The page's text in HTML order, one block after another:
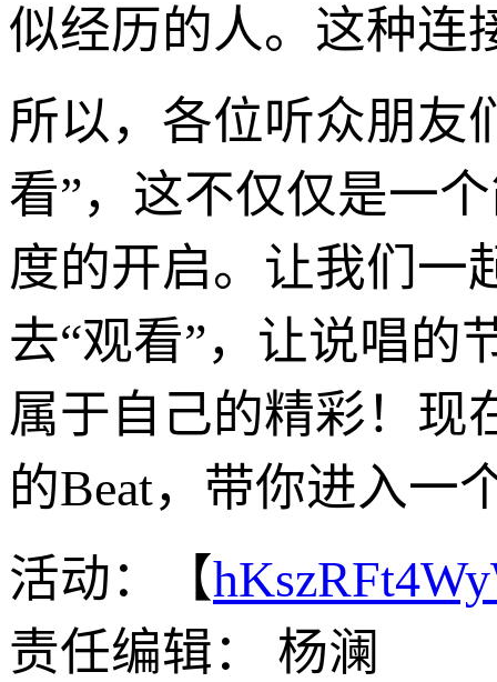
似经历的人。这种连
所以，各位听众朋友
看”，这不仅仅是一
度的开启。让我们一
去“观看”，让说唱的
属于自己的精彩！现
的Beat，带你进入一
活动：【
责任编辑： 杨澜